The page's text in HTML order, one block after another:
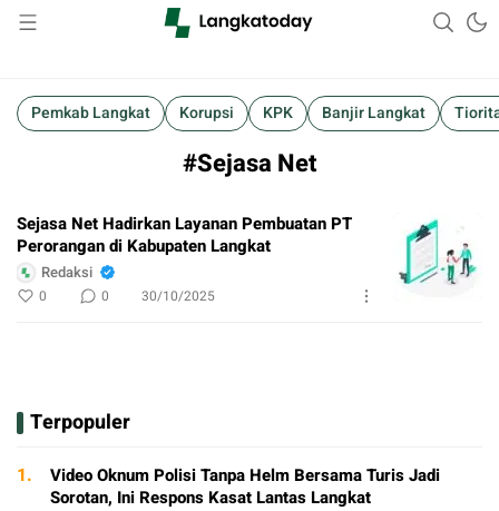
Langkatoday.com
Suara Lokal, Informasi Global
Pemkab Langkat Korupsi KPK Banjir Langkat
#Sejasa Net
Sejasa Net Hadirkan Layanan Pembuatan PT
Perorangan di Kabupaten Langkat
Redaksi
0 0 30/10/2025
Terpopuler
1.
Video Oknum Polisi Tanpa Helm Bersama Turis Jadi
Sorotan, Ini Respons Kasat Lantas Langkat